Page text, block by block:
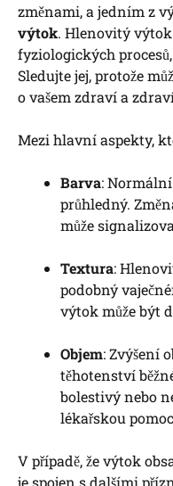
změnami, a jedním z
výtok. Hlenovitý
fyziologických
Sledujte jej, protože
o vašem zdraví a
Mezi hlavní aspekty,
Barva:
průhledný.
může
Textura:
podobný
výtok může být
Objem: Zvýšení
těhotenství
bolestivý nebo
lékařskou
V případě, že výtok
je spojen s dalšími